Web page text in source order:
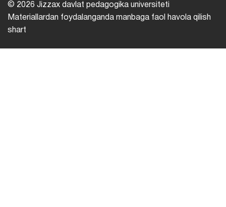
© 2026 Jizzax davlat pedagogika universiteti
Materiallardan foydalanganda manbaga faol havola qilish
shart